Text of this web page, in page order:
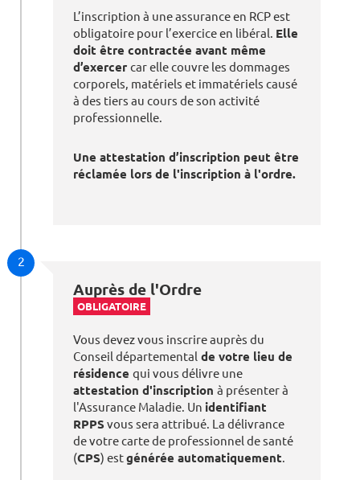
L’inscription à une assurance en RCP est
obligatoire pour l’exercice en libéral. Elle
doit être contractée avant même
d’exercer car elle couvre les dommages
corporels, matériels et immatériels causé
à des tiers au cours de son activité
professionnelle.
Une attestation d’inscription peut être
réclamée lors de l'inscription à l'ordre.
2
Auprès de l'Ordre
OBLIGATOIRE
Vous devez vous inscrire auprès du
Conseil départemental de votre lieu de
résidence qui vous délivre une
attestation d'inscription à présenter à
l'Assurance Maladie. Un identifiant
RPPS vous sera attribué. La délivrance
de votre carte de professionnel de santé
(CPS) estgénérée automatiquement.